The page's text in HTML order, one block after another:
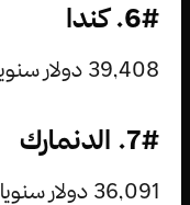
6#. كندا
39,408 دولار سنويا.
7#. الدنمارك
36,091 دولار سنويا.